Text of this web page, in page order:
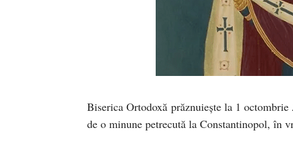
Biserica Ortodoxă prăznuiește la 1
de o minune petrecută la Constantinopol, în